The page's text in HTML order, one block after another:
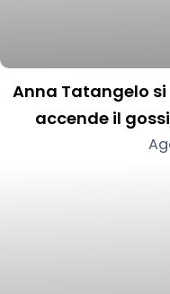
Anna Tatangelo si
accende il